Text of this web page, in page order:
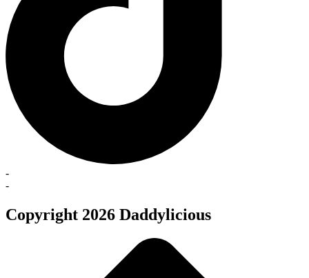
-
-
Copyright 2026 Daddylicious